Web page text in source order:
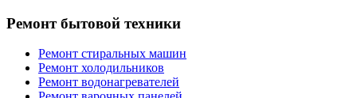
Ремонт бытовой техники
Ремонт стиральных машин
Ремонт холодильников
Ремонт водонагревателей